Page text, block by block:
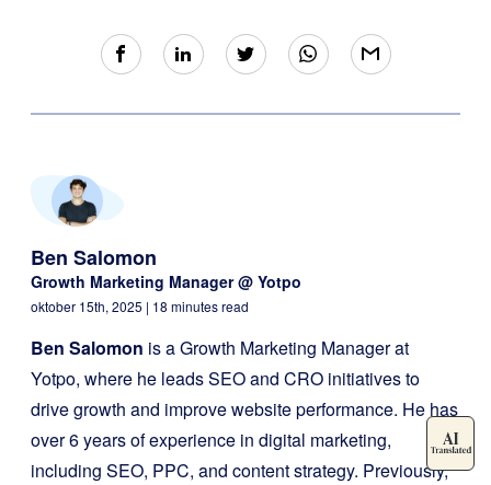
Ben Salomon
Growth Marketing Manager @ Yotpo
oktober 15th, 2025 | 18 minutes read
Ben Salomon is a Growth Marketing Manager at
Yotpo, where he leads SEO and CRO initiatives to
drive growth and improve website performance. He has
over 6 years of experience in digital marketing,
including SEO, PPC, and content strategy. Previously,